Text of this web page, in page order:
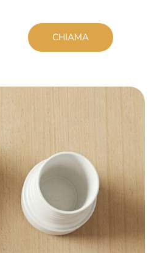
CHIAMA